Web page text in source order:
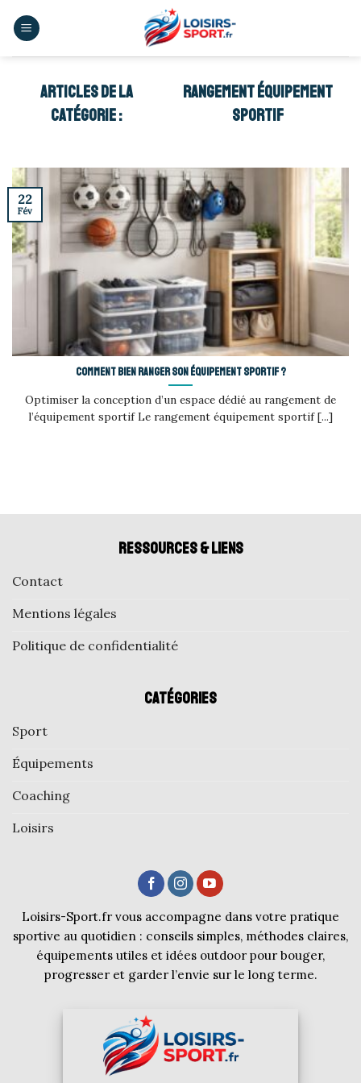
RANGEMENT ÉQUIPEMENT
SPORTIF
Comment bien ranger son équipement sportif ?
Optimiser la conception d’un espace dédié au rangement de
l’équipement sportif Le rangement équipement sportif [...]
22
Fév
Ressources & liens
Contact
Mentions légales
Politique de confidentialité
Catégories
Sport
Équipements
Coaching
Loisirs
Loisirs-Sport.fr vous accompagne dans votre pratique
sportive au quotidien : conseils simples, méthodes claires,
équipements utiles et idées outdoor pour bouger,
progresser et garder l’envie sur le long terme.